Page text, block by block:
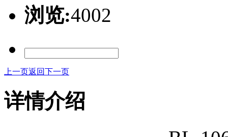
浏览:4002
上一页返回下一页
详情介绍